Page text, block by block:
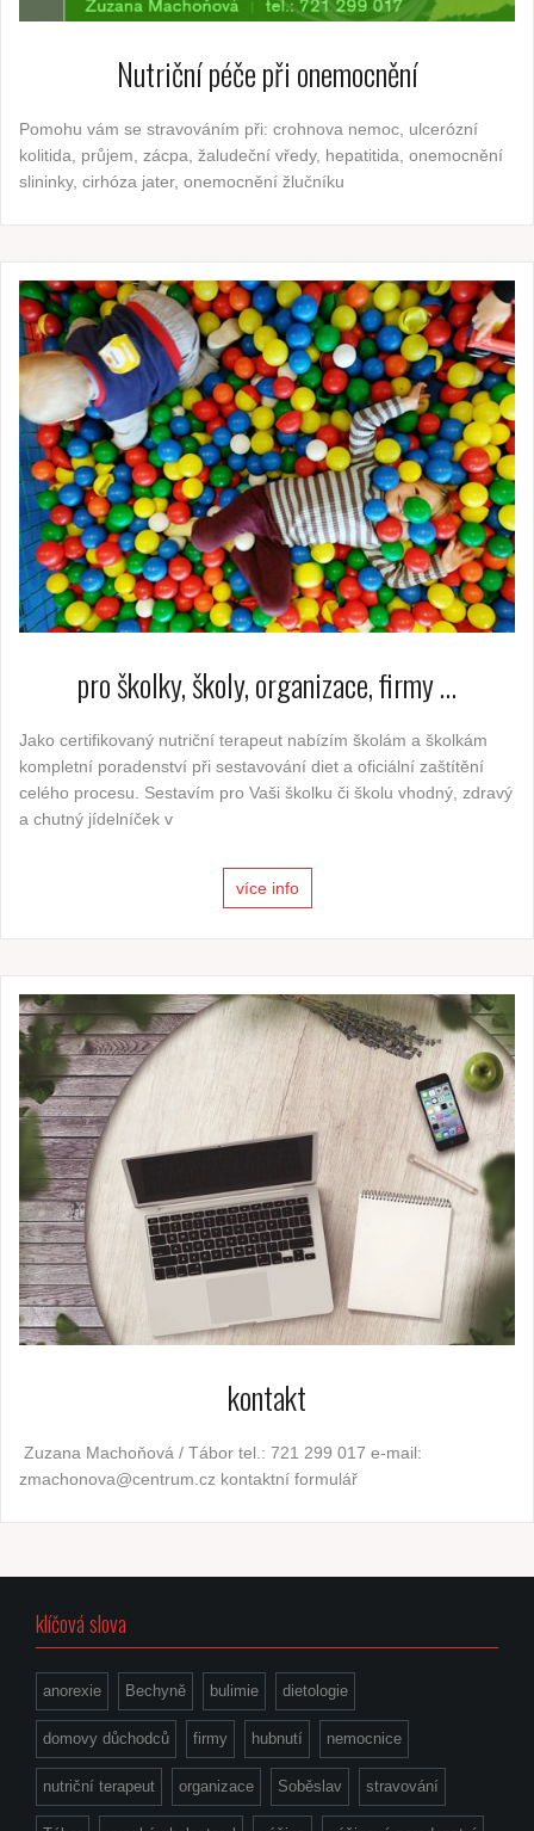
Nutriční péče při onemocnění
Pomohu vám se stravováním při: crohnova nemoc, ulcerózní
kolitida, průjem, zácpa, žaludeční vředy, hepatitida, onemocnění
slininky, cirhóza jater, onemocnění žlučníku
pro školky, školy, organizace, firmy …
Jako certifikovaný nutriční terapeut nabízím školám a školkám
kompletní poradenství při sestavování diet a oficiální zaštítění
celého procesu. Sestavím pro Vaši školku či školu vhodný, zdravý
a chutný jídelníček v
více info
kontakt
Zuzana Machoňová / Tábor tel.: 721 299 017 e-mail:
zmachonova@centrum.cz kontaktní formulář
klíčová slova
anorexie Bechyně bulimie dietologie
domovy důchodců firmy hubnutí nemocnice
nutriční terapeut organizace Soběslav stravování